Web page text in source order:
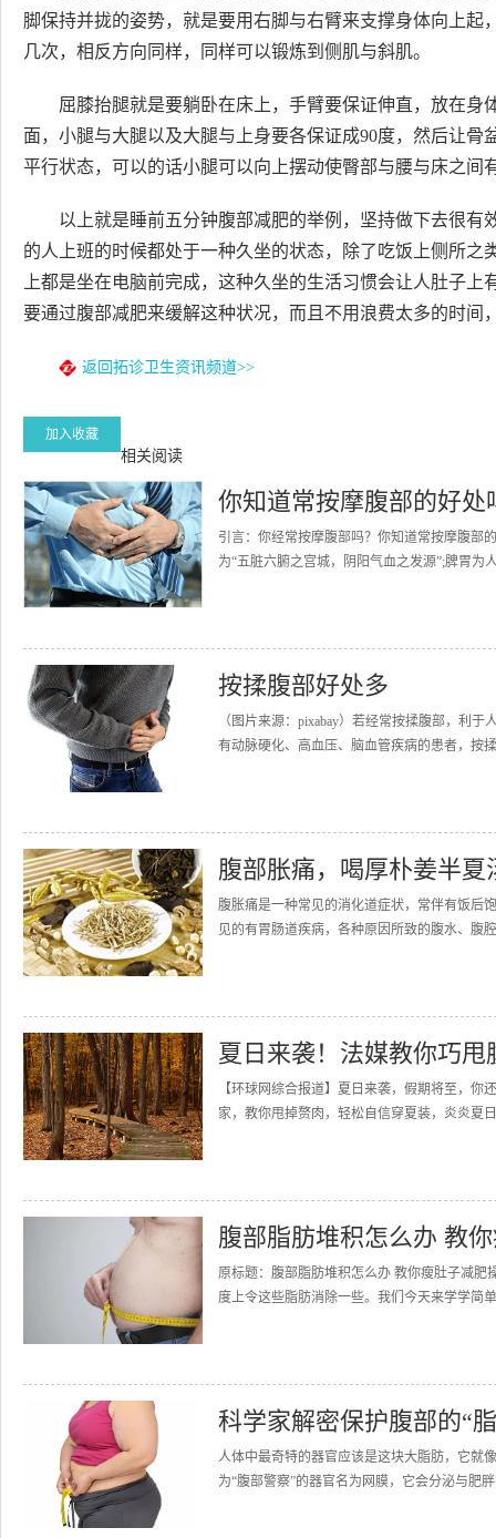
脚保持并拢的姿势，就是要用右脚与右臂来支撑身体向上
几次，相反方向同样，同样可以锻炼到侧肌与斜肌。
屈膝抬腿就是要躺卧在床上，手臂要保证伸直，放在
面，小腿与大腿以及大腿与上身要各保证成90度，然后让
平行状态，可以的话小腿可以向上摆动使臀部与腰与床之间
以上就是睡前五分钟腹部减肥的举例，坚持做下去很
的人上班的时候都处于一种久坐的状态，除了吃饭上侧所
上都是坐在电脑前完成，这种久坐的生活习惯会让人肚子
要通过腹部减肥来缓解这种状况，而且不用浪费太多的时间
返回拓诊卫生资讯频道>>
加入收藏
相关阅读
你知道常按摩腹部的好处
引言：你经常按摩腹部吗？你知道常按摩腹部
为“五脏六腑之宫城，阴阳气血之发源”;脾胃为
按揉腹部好处多
（图片来源：pixabay）若经常按揉腹部，利
有动脉硬化、高血压、脑血管疾病的患者，按
腹部胀痛，喝厚朴姜半夏
腹胀痛是一种常见的消化道症状，常伴有饭后
见的有胃肠道疾病，各种原因所致的腹水、腹
夏日来袭！法媒教你巧甩
【环球网综合报道】夏日来袭，假期将至，你
家，教你甩掉赘肉，轻松自信穿夏装，炎炎夏
腹部脂肪堆积怎么办 教
原标题：腹部脂肪堆积怎么办 教你瘦肚子减
度上令这些脂肪消除一些。我们今天来学学简
科学家解密保护腹部的“
人体中最奇特的器官应该是这块大脂肪，它就
为“腹部警察”的器官名为网膜，它会分泌与肥